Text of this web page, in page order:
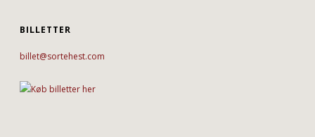
BILLETTER
billet@sortehest.com